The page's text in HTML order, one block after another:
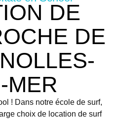
DE
DE
MER
! Dans notre école de surf,
choix de location de surf